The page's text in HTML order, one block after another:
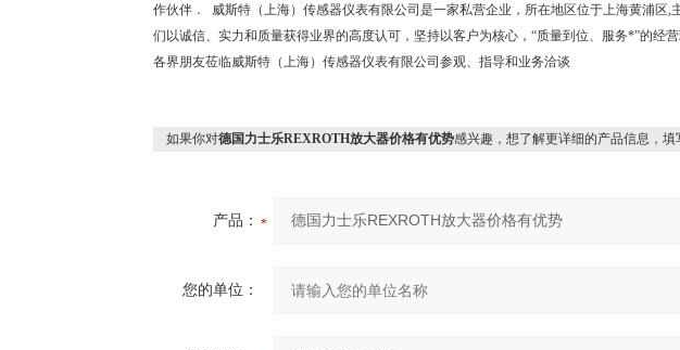
作伙伴． 威斯特（上海）传感器仪表有限公司是一家私营企业，所在地区位于上海黄浦区
们以诚信、实力和质量获得业界的高度认可，坚持以客户为核心，“质量到位、服务*”的经
各界朋友莅临威斯特（上海）传感器仪表有限公司参观、指导和业务洽谈
如果你对德国力士乐REXROTH放大器价格有优势感兴趣，想了解更详细的产品信息，填
产品：
您的单位：